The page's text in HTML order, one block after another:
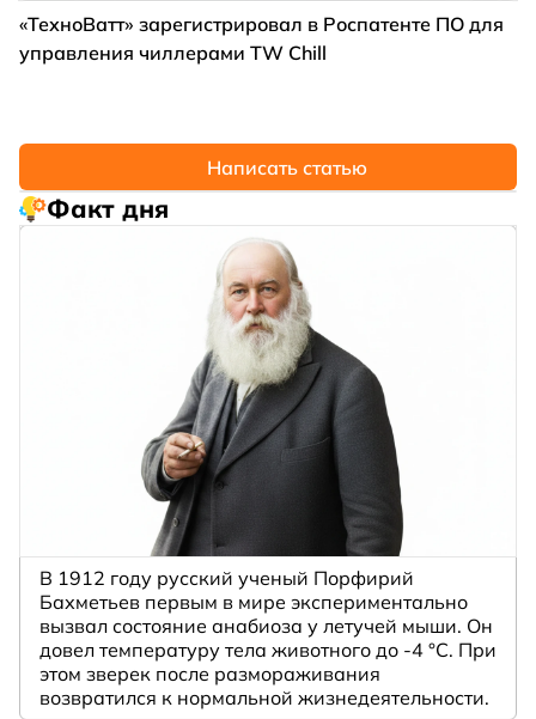
«ТехноВатт» зарегистрировал в Роспатенте ПО для
управления чиллерами TW Chill
Написать статью
Факт дня
В 1912 году русский ученый Порфирий
Бахметьев первым в мире экспериментально
вызвал состояние анабиоза у летучей мыши. Он
довел температуру тела животного до -4 °C. При
этом зверек после размораживания
возвратился к нормальной жизнедеятельности.